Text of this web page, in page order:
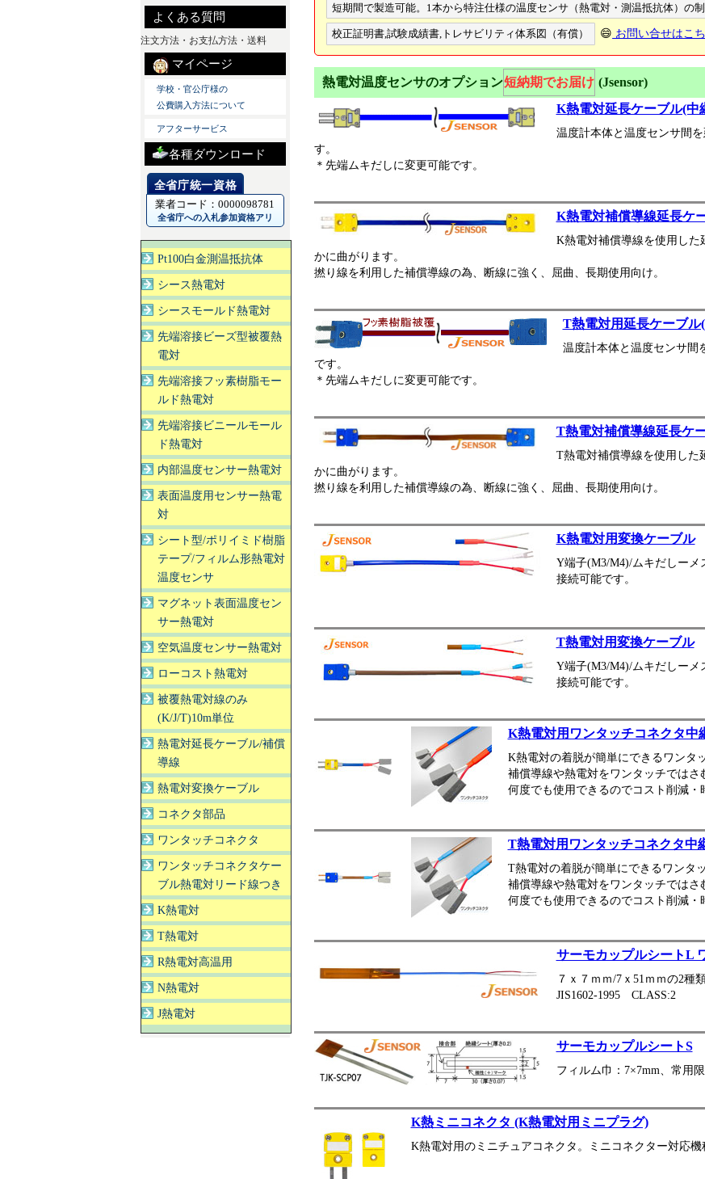
短期間で製造可能。1本から特注仕様の温度センサ（熱電対・測温抵抗体）の制
校正証明書,試験成績書,トレサビリティ体系図（有償） 😄 お問い合せはこ
熱電対温度センサのオプション短納期でお届け (Jsensor)
K熱電対延長ケーブル(中
温度計本体と温度センサ間
す。
＊先端ムキだしに変更可能です。
K熱電対補償導線延長ケ
K熱電対補償導線を使用した
かに曲がります。
撚り線を利用した補償導線の為、断線に強く、屈曲、長期使用向け。
T熱電対用延長ケーブル
温度計本体と温度センサ間
です。
＊先端ムキだしに変更可能です。
T熱電対補償導線延長ケ
T熱電対補償導線を使用した
かに曲がります。
撚り線を利用した補償導線の為、断線に強く、屈曲、長期使用向け。
K熱電対用変換ケーブル
Y端子(M3/M4)/ムキだしーメ
接続可能です。
T熱電対用変換ケーブル
Y端子(M3/M4)/ムキだしーメ
接続可能です。
K熱電対用ワンタッチコネクタ中
K熱電対の着脱が簡単にできるワンタ
補償導線や熱電対をワンタッチではさ
何度でも使用できるのでコスト削減・
T熱電対用ワンタッチコネクタ中
T熱電対の着脱が簡単にできるワンタ
補償導線や熱電対をワンタッチではさ
何度でも使用できるのでコスト削減・
サーモカップルシートL
７ｘ７ｍｍ/7ｘ51ｍｍの2種類
JIS1602-1995 CLASS:2
サーモカップルシートS
フィルム巾：7×7mm、常用
K熱ミニコネクタ (K熱電対用ミニプラグ)
K熱電対用のミニチュアコネクタ。ミニコネクター対応機
よくある質問
注文方法・お支払方法・送料
マイページ
学校・官公庁様の
公費購入方法について
アフターサービス
各種ダウンロード
業者コード：0000098781
全省庁への入札参加資格アリ
Pt100白金測温抵抗体
シース熱電対
シースモールド熱電対
先端溶接ビーズ型被覆熱
電対
先端溶接フッ素樹脂モー
ルド熱電対
先端溶接ビニールモール
ド熱電対
内部温度センサー熱電対
表面温度用センサー熱電
対
シート型/ポリイミド樹脂
テープ/フィルム形熱電対
温度センサ
マグネット表面温度セン
サー熱電対
空気温度センサー熱電対
ローコスト熱電対
被覆熱電対線のみ
(K/J/T)10m単位
熱電対延長ケーブル/補償
導線
熱電対変換ケーブル
コネクタ部品
ワンタッチコネクタ
ワンタッチコネクタケー
ブル熱電対リード線つき
K熱電対
T熱電対
R熱電対高温用
N熱電対
J熱電対